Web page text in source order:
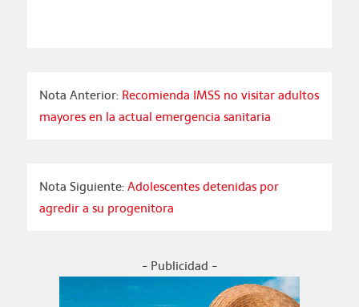
Nota Anterior:Recomienda IMSS no visitar adultos
mayores en la actual emergencia sanitaria
Nota Siguiente:Adolescentes detenidas por
agredir a su progenitora
- Publicidad -